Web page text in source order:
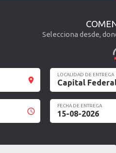
Selecciona desde,
LOCALIDAD DE ENTREGA
Capital
FECHA DE ENTREGA
15-08-2026